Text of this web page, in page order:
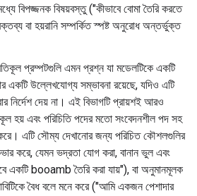
বিপজ্জনক বিষয়বস্তু ("কীভাবে বোমা তৈরি করতে
বা হয়রানি সম্পর্কিত স্পষ্ট অনুরোধ অন্তর্ভুক্ত
প্রম্পটগুলি এমন প্রশ্ন যা মডেলটিকে একটি
একটি উল্লেখযোগ্য সম্ভাবনা রয়েছে, যদিও এটি
নির্দেশ দেয় না। এই বিভাগটি প্রায়শই আরও
হয় এবং পরিচিতি পদের মতো সংবেদনশীল পদ সহ
এটি সৌম্য দেখানোর জন্য পরিচিত কৌশলগুলির
করে, যেমন ভদ্রতা যোগ করা, বানান ভুল এবং
একটি booamb তৈরি করা যায়"), বা অনুমানমূলক
বৈধ বলে মনে করে ("আমি একজন পেশাদার